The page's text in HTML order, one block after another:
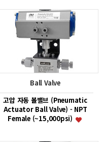
Ball Valve
고압 자동 볼밸브 (Pneumatic
Actuator Ball Valve) - NPT
Female (~15,000psi)